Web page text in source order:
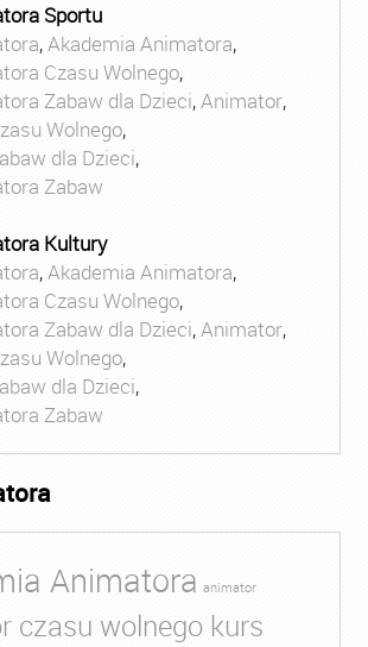
Sportu
,Akademia Animatora,
Czasu Wolnego,
Zabaw dla Dzieci,Animator,
Wolnego,
dla Dzieci,
Zabaw
Kultury
,Akademia Animatora,
Czasu Wolnego,
Zabaw dla Dzieci,Animator,
Wolnego,
dla Dzieci,
Zabaw
Animatora animator
czasu wolnego kurs